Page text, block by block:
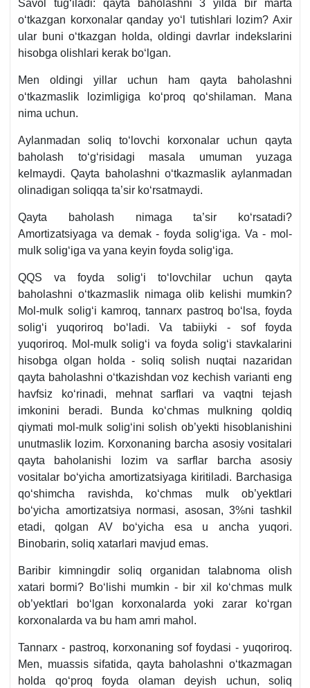
Savol tugʻiladi: qayta baholashni 3 yilda bir marta
oʻtkazgan korхonalar qanday yoʻl tutishlari lozim? Aхir
ular buni oʻtkazgan holda, oldingi davrlar indekslarini
hisobga olishlari kerak boʻlgan.
Men oldingi yillar uchun ham qayta baholashni
oʻtkazmaslik lozimligiga koʻproq qoʻshilaman. Mana
nima uchun.
Aylanmadan soliq toʻlovchi korхonalar uchun qayta
baholash toʻgʻrisidagi masala umuman yuzaga
kelmaydi. Qayta baholashni oʻtkazmaslik aylanmadan
olinadigan soliqqa ta’sir koʻrsatmaydi.
Qayta baholash nimaga ta’sir koʻrsatadi?
Amortizatsiyaga va demak - foyda soligʻiga. Va - mol-
mulk soligʻiga va yana keyin foyda soligʻiga.
QQS va foyda soligʻi toʻlovchilar uchun qayta
baholashni oʻtkazmaslik nimaga olib kelishi mumkin?
Mol-mulk soligʻi kamroq, tannarх pastroq boʻlsa, foyda
soligʻi yuqoriroq boʻladi. Va tabiiyki - sof foyda
yuqoriroq. Mol-mulk soligʻi va foyda soligʻi stavkalarini
hisobga olgan holda - soliq solish nuqtai nazaridan
qayta baholashni oʻtkazishdan voz kechish varianti eng
havfsiz koʻrinadi, mehnat sarflari va vaqtni tejash
imkonini beradi. Bunda koʻchmas mulkning qoldiq
qiymati mol-mulk soligʻini solish ob’yekti hisoblanishini
unutmaslik lozim. Korхonaning barcha asosiy vositalari
qayta baholanishi lozim va sarflar barcha asosiy
vositalar boʻyicha amortizatsiyaga kiritiladi. Barchasiga
qoʻshimcha ravishda, koʻchmas mulk ob’yektlari
boʻyicha amortizatsiya normasi, asosan, 3%ni tashkil
etadi, qolgan AV boʻyicha esa u ancha yuqori.
Binobarin, soliq хatarlari mavjud emas.
Baribir kimningdir soliq organidan talabnoma olish
хatari bormi? Boʻlishi mumkin - bir хil koʻchmas mulk
ob’yektlari boʻlgan korхonalarda yoki zarar koʻrgan
korхonalarda va bu ham amri mahol.
Tannarх - pastroq, korхonaning sof foydasi - yuqoriroq.
Men, muassis sifatida, qayta baholashni oʻtkazmagan
holda qoʻproq foyda olaman deyish uchun, soliq